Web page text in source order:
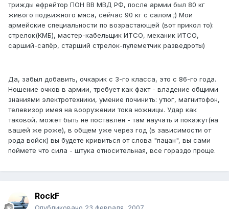
трижды ефрейтор ПОН ВВ МВД РФ, после армии был 80 кг
живого подвижного мяса, сейчас 90 кг с салом ;) Мои
армейские специальности по возрастающей (вот прикол то):
стрелок(КМБ), мастер-кабельщик ИТСО, механик ИТСО,
сарший-сапёр, старший стрелок-пулеметчик разведроты)
Да, забыл добавить, очкарик с 3-го класса, это с 86-го года.
Ношение очков в армии, требует как факт - владение общими
знаниями электротехники, умение починить: утюг, магнитофон,
телевизор имея на вооружении тока ножницы. Удар как
таковой, может быть не поставлен - там научать и покажут(на
вашей же роже), в общем уже через год (в зависимости от
рода войск) вы будете кривиться от слова "пацан", вы сами
поймете что сила - штука относительная, все гораздо проще.
RockF